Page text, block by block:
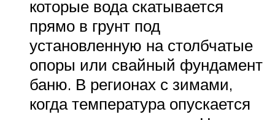
которые вода скатывается
прямо в грунт под
установленную на столбчатые
опоры или свайный фундамент
баню. В регионах с зимами,
когда температура опускается